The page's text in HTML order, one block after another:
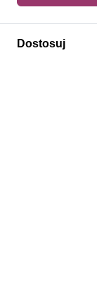
Adres dostawy
Dostosuj